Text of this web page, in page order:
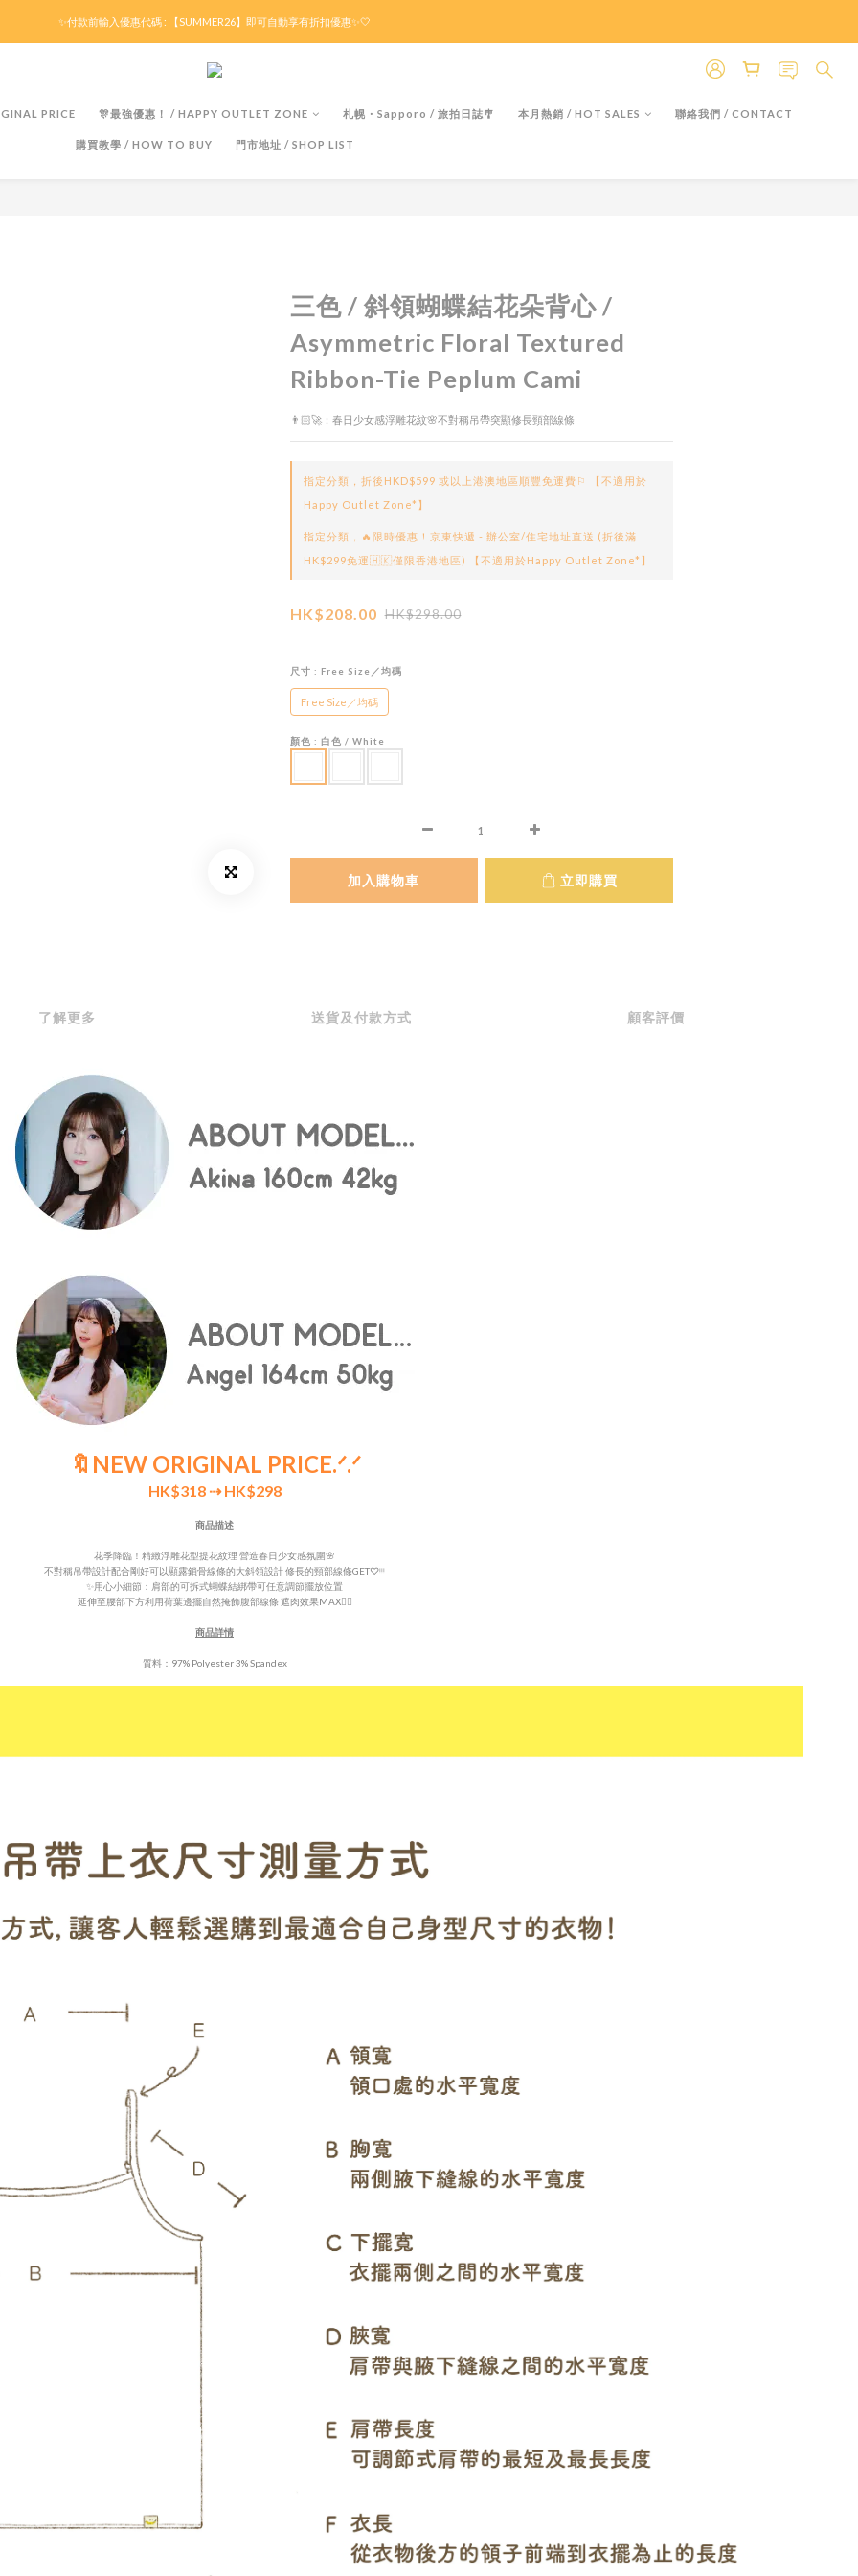
滿HK$299京東免運 / 折後滿HK$599港澳順豐免運🚚每天3pm前下單現貨最快即日出貨！＊假日除外
✨付款前輸入優惠代碼 : 【SUMMER26】即可自動享有折扣優惠✨🤍
滿HK$299京東免運 / 折後滿HK$599港澳順豐免運🚚每天3pm前下單現貨最快即日出貨！＊假日除外
PRICE 🎊最強優惠！ / HAPPY OUTLET ZONE 札幌・Sapporo / 旅拍日誌🎐 本月熱銷 / HOT SALES 聯絡我們 / CONTACT
購買教學 / HOW TO BUY 門市地址 / SHOP LIST
三色 / 斜領蝴蝶結花朵背心 /
Asymmetric Floral Textured
Ribbon-Tie Peplum Cami
👨🏻‍🚀：春日少女感浮雕花紋🌸不對稱吊帶突顯修長頸部線條
指定分類，折後HKD$599 或以上港澳地區順豐免運費⚐ 【不適用於
Happy Outlet Zone*】
指定分類，🔥限時優惠！京東快遞 - 辦公室/住宅地址直送 (折後滿
HK$299免運🇭🇰僅限香港地區) 【不適用於Happy Outlet Zone*】
HK$208.00 HK$298.00
尺寸 : Free Size／均碼
Free Size／均碼
顏色 : 白色 / White
加入購物車 立即購買
了解更多 送貨及付款方式 顧客評價
🔖NEW ORIGINAL PRICE.ᐟ.ᐟ
HK$318 ⇢ HK$298
商品描述
花季降臨！精緻浮雕花型提花紋理 營造春日少女感氛圍🌸
不對稱吊帶設計配合剛好可以顯露鎖骨線條的大斜領設計修長的頸部線條GET♡︎ᵎᵎᵎ
✨用心小細節：肩部的可拆式蝴蝶結綁帶可任意調節擺放位置
延伸至腰部下方利用荷葉邊擺自然掩飾腹部線條 遮肉效果MAX👍🏻
商品詳情
質料：97% Polyester 3% Spandex